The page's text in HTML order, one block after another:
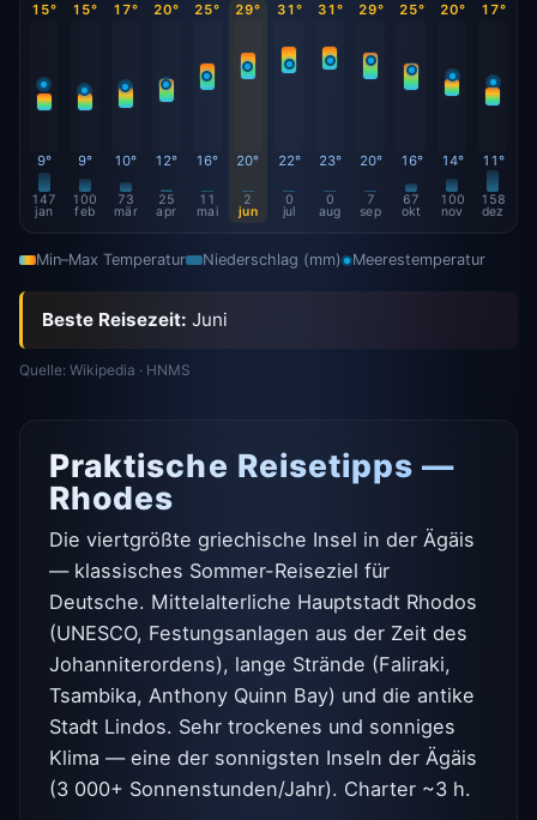
15°
9°
147
jan
15°
9°
100
feb
17°
10°
73
mär
20°
12°
25
apr
25°
16°
11
mai
29°
20°
2
jun
31°
22°
0
jul
31°
23°
0
aug
29°
20°
7
sep
25°
16°
67
okt
20°
14°
100
nov
17°
11°
158
dez
Min–Max Temperatur Niederschlag (mm) Meerestemperatur
Beste Reisezeit: Juni
Quelle: Wikipedia · HNMS
Praktische Reisetipps —
Rhodes
Die viertgrößte griechische Insel in der Ägäis
— klassisches Sommer-Reiseziel für
Deutsche. Mittelalterliche Hauptstadt Rhodos
(UNESCO, Festungsanlagen aus der Zeit des
Johanniterordens), lange Strände (Faliraki,
Tsambika, Anthony Quinn Bay) und die antike
Stadt Lindos. Sehr trockenes und sonniges
Klima — eine der sonnigsten Inseln der Ägäis
(3 000+ Sonnenstunden/Jahr). Charter ~3 h.